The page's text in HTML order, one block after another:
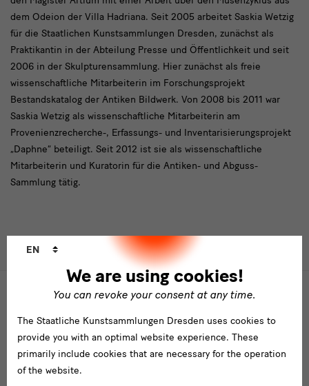
dem Odeion der Villa Hadriana. Seit 2005 arbeitet Saskia Wetzig
für die Staatlichen Kunstsammlungen Dresden, zunächst als
Praktikantin in der Abteilung Presse und Öffentlichkeit und seit
2006 in der Skulpturensammlung. Hier zunächst als freie
wissenschaftliche Mitarbeiterin im Forschungsprojekt
Bestandskatalog der Antiken Bildwerk. Von 2008 bis 2011 war
Saskia Wetzig als wissenschaftliche Mitarbeiterin am
Provenienzrecherche-, Erfassungs- und Inventarisierungsprojekt
„Daphne“ beteiligt. Seit 2012 ist sie als wissenschaftliche
Mitarbeiterin und Kuratorin für die Antiken- und Abguss-
Sammlung tätig.
Überschrift TIMELINE LIST VIEW
2020
Projekte
Veröffentlichungen
We are using cookies!
You can revoke your consent at any time.
EN
The Staatliche Kunstsammlungen Dresden uses cookies to
provide you with an optimal website experience. These
primarily include cookies that are necessary for the operation
of the website.